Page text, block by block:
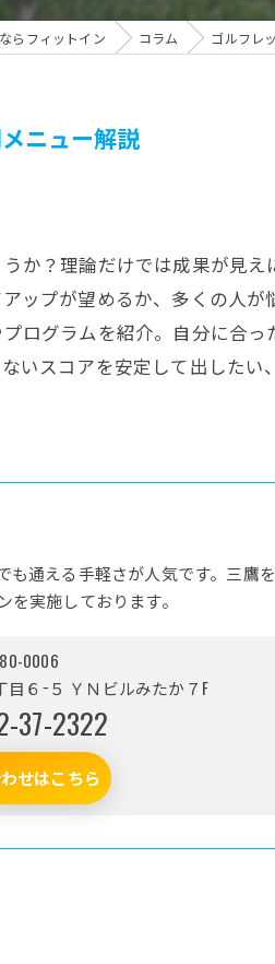
らフィットイン コラム ゴルフレ
ニュー解説
か？理論だけでは成果が見
ップが望めるか、多くの人
ログラムを紹介。自分に合
いスコアを安定して出した
通える手軽さが人気です。三鷹
実施しております。
0006
６−５ ＹＮビルみたか７F
37-2322
せはこちら